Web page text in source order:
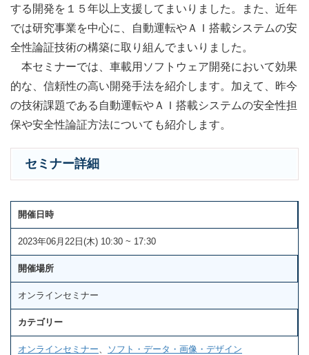
する開発を１５年以上支援してまいりました。また、近年
では研究事業を中心に、自動運転やＡＩ搭載システムの安
全性論証技術の構築に取り組んでまいりました。
本セミナーでは、車載用ソフトウェア開発において効果
的な、信頼性の高い開発手法を紹介します。加えて、昨今
の技術課題である自動運転やＡＩ搭載システムの安全性担
保や安全性論証方法についても紹介します。
セミナー詳細
開催日時
2023年06月22日(木) 10:30 ~ 17:30
開催場所
オンラインセミナー
カテゴリー
オンラインセミナー ソフト・データ・画像・デザイン